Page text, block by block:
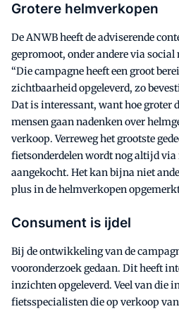
Grotere helmverkopen
De ANWB heeft de adviserende
gepromoot, onder andere via
“Die campagne heeft een groot
zichtbaarheid opgeleverd, zo
Dat is interessant, want hoe groter
mensen gaan nadenken over
verkoop. Verreweg het grootste
fietsonderdelen wordt nog altijd
aangekocht. Het kan bijna niet
plus in de helmverkopen
Consument is ijdel
Bij de ontwikkeling van de
vooronderzoek gedaan. Dit heeft
inzichten opgeleverd. Veel van die
fietsspecialisten die op verkoop